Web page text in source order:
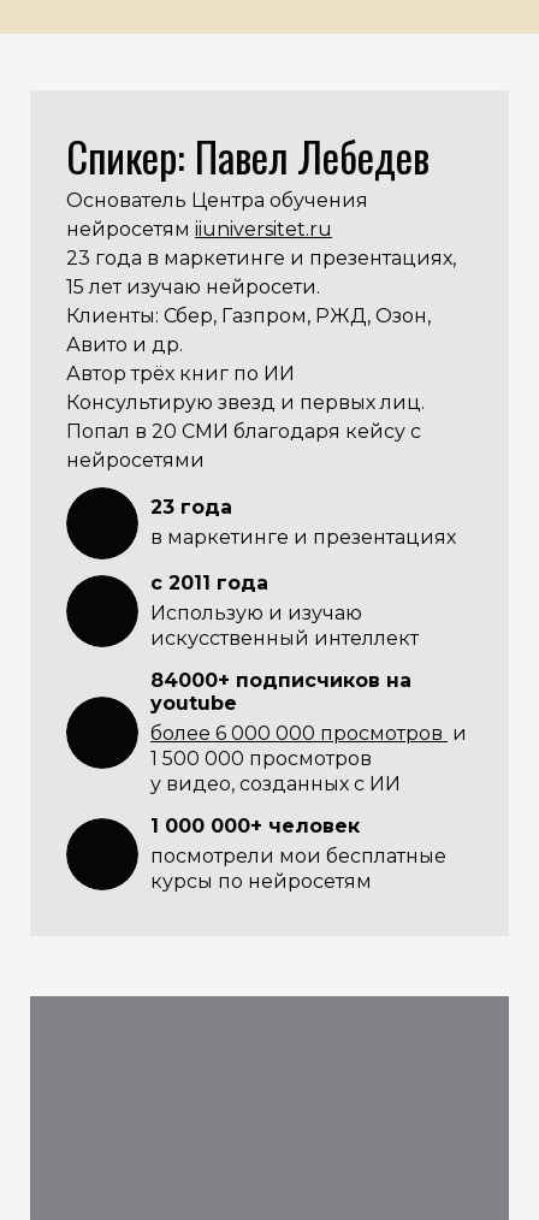
Спикер: Павел Лебедев
Основатель Центра обучения
нейросетям iiuniversitet.ru
23 года в маркетинге и презентациях,
15 лет изучаю нейросети.
Клиенты: Сбер, Газпром, РЖД, Озон,
Авито и др.
Автор трёх книг по ИИ
Консультирую звезд и первых лиц.
Попал в 20 СМИ благодаря кейсу с
нейросетями
23 года
в маркетинге и презентациях
с 2011 года
Использую и изучаю
искусственный интеллект
84000+ подписчиков на
youtube
более 6 000 000 просмотров и
1 500 000 просмотров
у видео, созданных с ИИ
1 000 000+ человек
посмотрели мои бесплатные
курсы по нейросетям